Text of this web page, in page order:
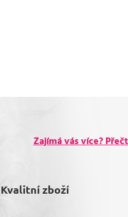
Zajímá vás více?
Kvalitní zboží